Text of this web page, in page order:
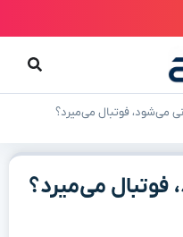
می‌شود، فوتبال می‌میرد؟
فوتبال می‌میرد؟